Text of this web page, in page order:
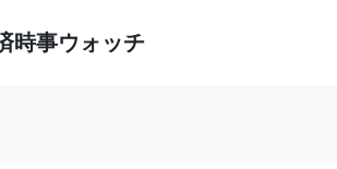
時事ウォッチ